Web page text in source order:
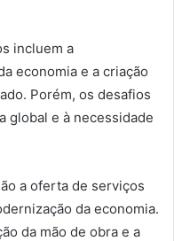
incluem a
economia e a criação
Porém, os desafios
global e à necessidade
a oferta de serviços
da economia.
da mão de obra e a